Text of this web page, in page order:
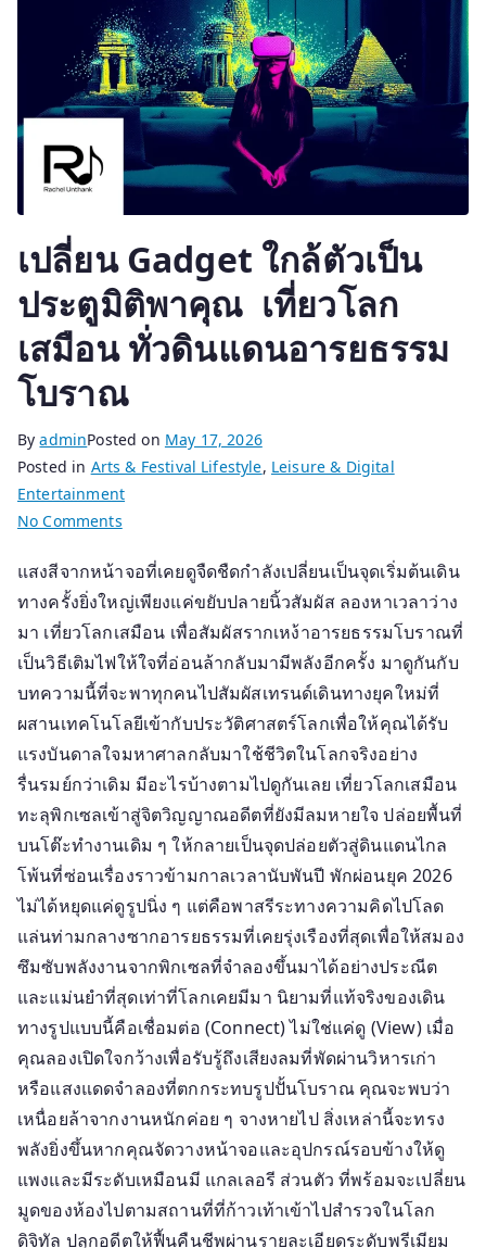
เปลี่ยน Gadget ใกล้ตัวเป็น
ประตูมิติพาคุณ เที่ยวโลก
เสมือน ทั่วดินแดนอารยธรรม
โบราณ
ByadminPosted on May 17, 2026
Posted in Arts & Festival Lifestyle, Leisure & Digital
Entertainment
No Commentson
Gadget
ใกล้
ตัว
เป็น
มิติ
พา
คุณ
เที่ยว
โลก
เสมือน
ทั่ว
ดิน
แดน
อารยธรรม
แสงสีจากหน้าจอที่เคยดูจืดชืดกำลังเปลี่ยนเป็นจุดเริ่มต้นเดิน
ทางครั้งยิ่งใหญ่เพียงแค่ขยับปลายนิ้วสัมผัส ลองหาเวลาว่าง
มา เที่ยวโลกเสมือน เพื่อสัมผัสรากเหง้าอารยธรรมโบราณที่
เป็นวิธีเติมไฟให้ใจที่อ่อนล้ากลับมามีพลังอีกครั้ง มาดูกันกับ
บทความนี้ที่จะพาทุกคนไปสัมผัสเทรนด์เดินทางยุคใหม่ที่
ผสานเทคโนโลยีเข้ากับประวัติศาสตร์โลกเพื่อให้คุณได้รับ
แรงบันดาลใจมหาศาลกลับมาใช้ชีวิตในโลกจริงอย่าง
รื่นรมย์กว่าเดิม มีอะไรบ้างตามไปดูกันเลย เที่ยวโลกเสมือน
ทะลุพิกเซลเข้าสู่จิตวิญญาณอดีตที่ยังมีลมหายใจ ปล่อยพื้นที่
บนโต๊ะทำงานเดิม ๆ ให้กลายเป็นจุดปล่อยตัวสู่ดินแดนไกล
โพ้นที่ซ่อนเรื่องราวข้ามกาลเวลานับพันปี พักผ่อนยุค 2026
ไม่ได้หยุดแค่ดูรูปนิ่ง ๆ แต่คือพาสรีระทางความคิดไปโลด
แล่นท่ามกลางซากอารยธรรมที่เคยรุ่งเรืองที่สุดเพื่อให้สมอง
ซึมซับพลังงานจากพิกเซลที่จำลองขึ้นมาได้อย่างประณีต
และแม่นยำที่สุดเท่าที่โลกเคยมีมา นิยามที่แท้จริงของเดิน
ทางรูปแบบนี้คือเชื่อมต่อ (Connect) ไม่ใช่แค่ดู (View) เมื่อ
คุณลองเปิดใจกว้างเพื่อรับรู้ถึงเสียงลมที่พัดผ่านวิหารเก่า
หรือแสงแดดจำลองที่ตกกระทบรูปปั้นโบราณ คุณจะพบว่า
เหนื่อยล้าจากงานหนักค่อย ๆ จางหายไป สิ่งเหล่านี้จะทรง
พลังยิ่งขึ้นหากคุณจัดวางหน้าจอและอุปกรณ์รอบข้างให้ดู
แพงและมีระดับเหมือนมี แกลเลอรี ส่วนตัว ที่พร้อมจะเปลี่ยน
มูดของห้องไปตามสถานที่ที่ก้าวเท้าเข้าไปสำรวจในโลก
ดิจิทัล ปลุกอดีตให้ฟื้นคืนชีพผ่านรายละเอียดระดับพรีเมียม